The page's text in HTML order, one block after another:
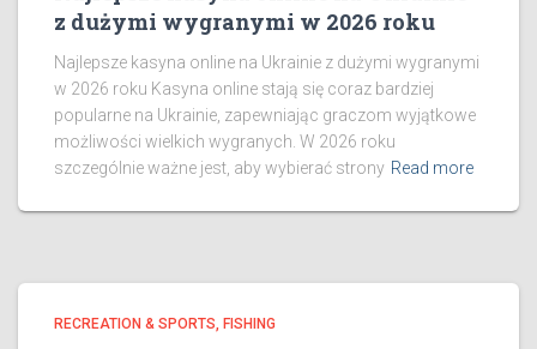
z dużymi wygranymi w 2026 roku
Najlepsze kasyna online na Ukrainie z dużymi wygranymi
w 2026 roku Kasyna online stają się coraz bardziej
popularne na Ukrainie, zapewniając graczom wyjątkowe
możliwości wielkich wygranych. W 2026 roku
szczególnie ważne jest, aby wybierać strony Read more
RECREATION & SPORTS, FISHING